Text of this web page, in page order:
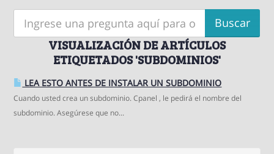
VISUALIZACIÓN DE ARTÍCULOS
ETIQUETADOS 'SUBDOMINIOS'
LEA ESTO ANTES DE INSTALAR UN SUBDOMINIO
Cuando usted crea un subdominio. Cpanel , le pedirá el nombre del
subdominio. Asegúrese que no...